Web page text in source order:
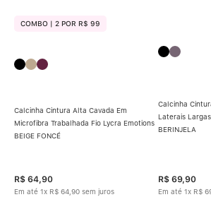
COMBO | 2 POR R$ 99
Calcinha Cintura Alta Cavada Em
Microfibra Trabalhada Fio Lycra Emotions
BEIGE FONCÉ
R$ 64,90
Em até 1x R$ 64 90 sem juros
Calcinha
Laterais
BERINJELA
R$ 69,90
Em até 1x R$